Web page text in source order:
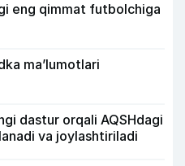
eng qimmat futbolchiga
ma’lumotlari
dastur orqali AQSHdagi
va joylashtiriladi